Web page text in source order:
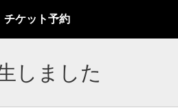
チケット予約
しました